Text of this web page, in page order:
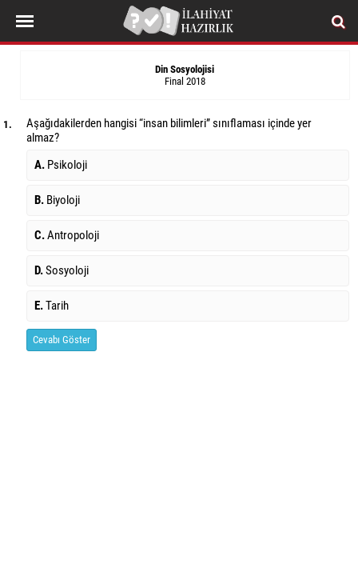
Din Sosyolojisi
Final 2018
1.
Aşağıdakilerden hangisi “insan bilimleri” sınıflaması içinde yer
almaz?
A. Psikoloji
B. Biyoloji
C.Antropoloji
D.Sosyoloji
E.Tarih
Cevabı Göster